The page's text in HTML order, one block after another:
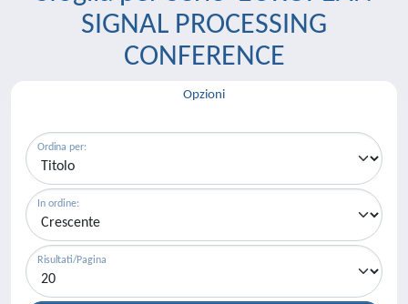
SIGNAL PROCESSING
CONFERENCE
Opzioni
Ordina per:
In ordine:
Risultati/Pagina